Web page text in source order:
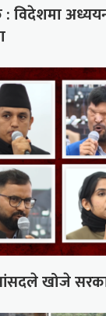
विदेशमा
खोजे